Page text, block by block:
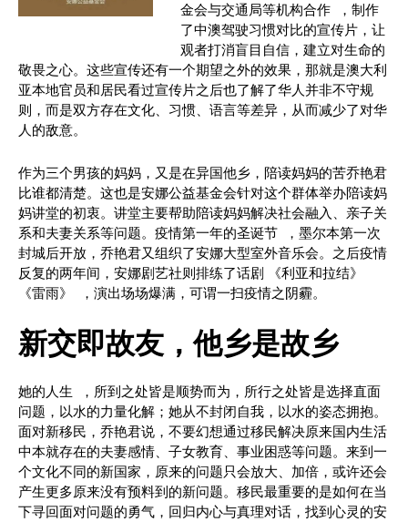
金会与交通局等机构合作 ，制作
了中澳驾驶习惯对比的宣传片，让
观者打消盲目自信，建立对生命的
敬畏之心。这些宣传还有一个期望之外的效果，那就是澳大利
亚本地官员和居民看过宣传片之后也了解了华人并非不守规
则，而是双方存在文化、习惯、语言等差异，从而减少了对华
人的敌意。
作为三个男孩的妈妈，又是在异国他乡，陪读妈妈的苦乔艳君
比谁都清楚。这也是安娜公益基金会针对这个群体举办陪读妈
妈讲堂的初衷。讲堂主要帮助陪读妈妈解决社会融入、亲子关
系和夫妻关系等问题。疫情第一年的圣诞节 ，墨尔本第一次
封城后开放，乔艳君又组织了安娜大型室外音乐会。之后疫情
反复的两年间，安娜剧艺社则排练了话剧 《利亚和拉结》
《雷雨》 ，演出场场爆满，可谓一扫疫情之阴霾。
新交即故友，他乡是故乡
她的人生 ，所到之处皆是顺势而为，所行之处皆是选择直面
问题，以水的力量化解；她从不封闭自我，以水的姿态拥抱。
面对新移民，乔艳君说，不要幻想通过移民解决原来国内生活
中本就存在的夫妻感情、子女教育、事业困惑等问题。来到一
个文化不同的新国家，原来的问题只会放大、加倍，或许还会
产生更多原来没有预料到的新问题。移民最重要的是如何在当
下寻回面对问题的勇气，回归内心与真理对话，找到心灵的安